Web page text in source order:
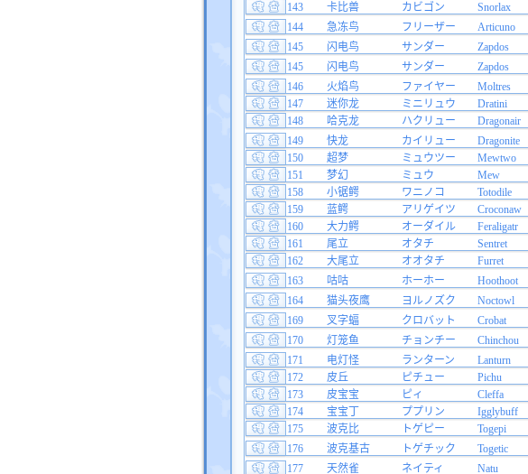
143
卡比兽 カビゴン Snorlax
144
急冻鸟 フリーザー Articuno
145
闪电鸟 サンダー Zapdos
145
闪电鸟 サンダー Zapdos
146
火焰鸟 ファイヤー Moltres
147
迷你龙 ミニリュウ Dratini
148
哈克龙 ハクリュー Dragonair
149
快龙 カイリュー Dragonite
150
超梦 ミュウツー Mewtwo
151
梦幻 ミュウ Mew
158
小锯鳄 ワニノコ Totodile
159
蓝鳄 アリゲイツ Croconaw
160
大力鳄 オーダイル Feraligatr
161
尾立 オタチ Sentret
162
大尾立 オオタチ Furret
163
咕咕 ホーホー Hoothoot
164
猫头夜鹰 ヨルノズク Noctowl
169
叉字蝠 クロバット Crobat
170
灯笼鱼 チョンチー Chinchou
171
电灯怪 ランターン Lanturn
172
皮丘 ピチュー Pichu
173
皮宝宝 ピィ Cleffa
174
宝宝丁 ププリン Igglybuff
175
波克比 トゲピー Togepi
176
波克基古 トゲチック Togetic
177
天然雀 ネイティ Natu